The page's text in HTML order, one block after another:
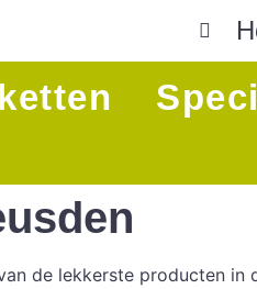
de lekkerste producten